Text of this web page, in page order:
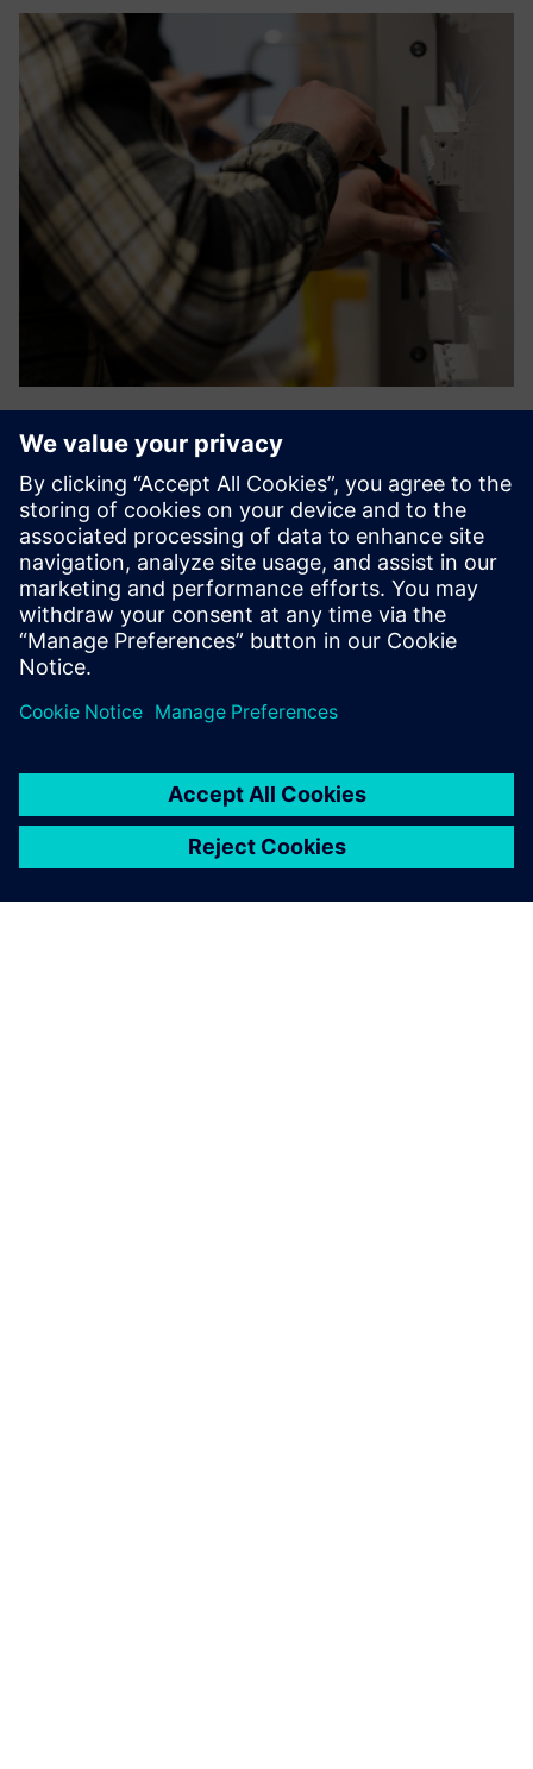
Energy management
A SENTRON Digital ecosystem a legújabb, legkorszerűbb
technológiával együttműködve átláthatóvá teszi az
áramelosztást. Az energiafogyasztás adataival
optimalizálható az energiahatékonyság. A védőeszközök
adataival elkerülhetők a m...
További információk